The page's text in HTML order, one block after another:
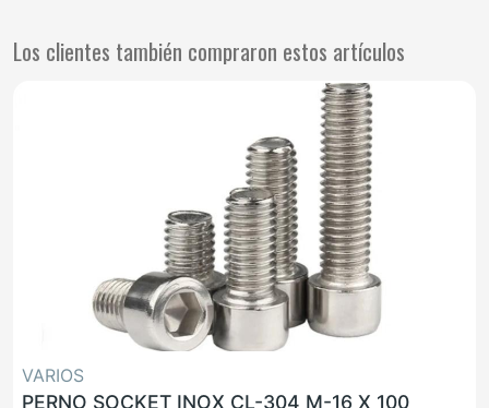
Los clientes también compraron estos artículos
VARIOS
PERNO SOCKET INOX CL-304 M-16 X 100